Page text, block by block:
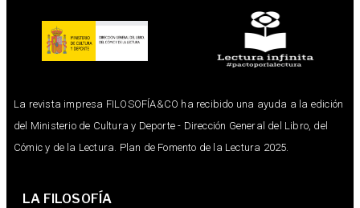
La revista impresa FILOSOFÍA&CO ha recibido una ayuda a la edición
del Ministerio de Cultura y Deporte - Dirección General del Libro, del
Cómic y de la Lectura. Plan de Fomento de la Lectura 2025.
LA FILOSOFÍA